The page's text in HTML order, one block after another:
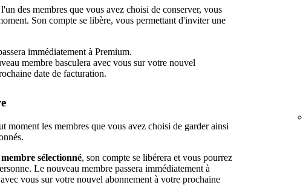
des membres que vous avez choisi de conserver, vous
Son compte se libère, vous permettant d'inviter une
immédiatement à Premium.
membre basculera avec vous sur votre nouvel
date de facturation.
moment les membres que vous avez choisi de garder ainsi
membre sélectionné, son compte se libérera et vous pourrez
Le nouveau membre passera immédiatement à
vous sur votre nouvel abonnement à votre prochaine